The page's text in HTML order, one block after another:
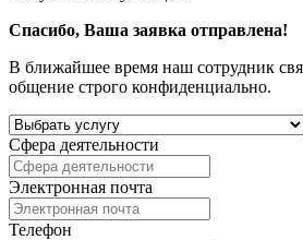
Спасибо, Ваша заявка отправлена!
В ближайшее время наш сотрудник
общение строго конфиденциально.
Сфера деятельности
Электронная почта
Телефон